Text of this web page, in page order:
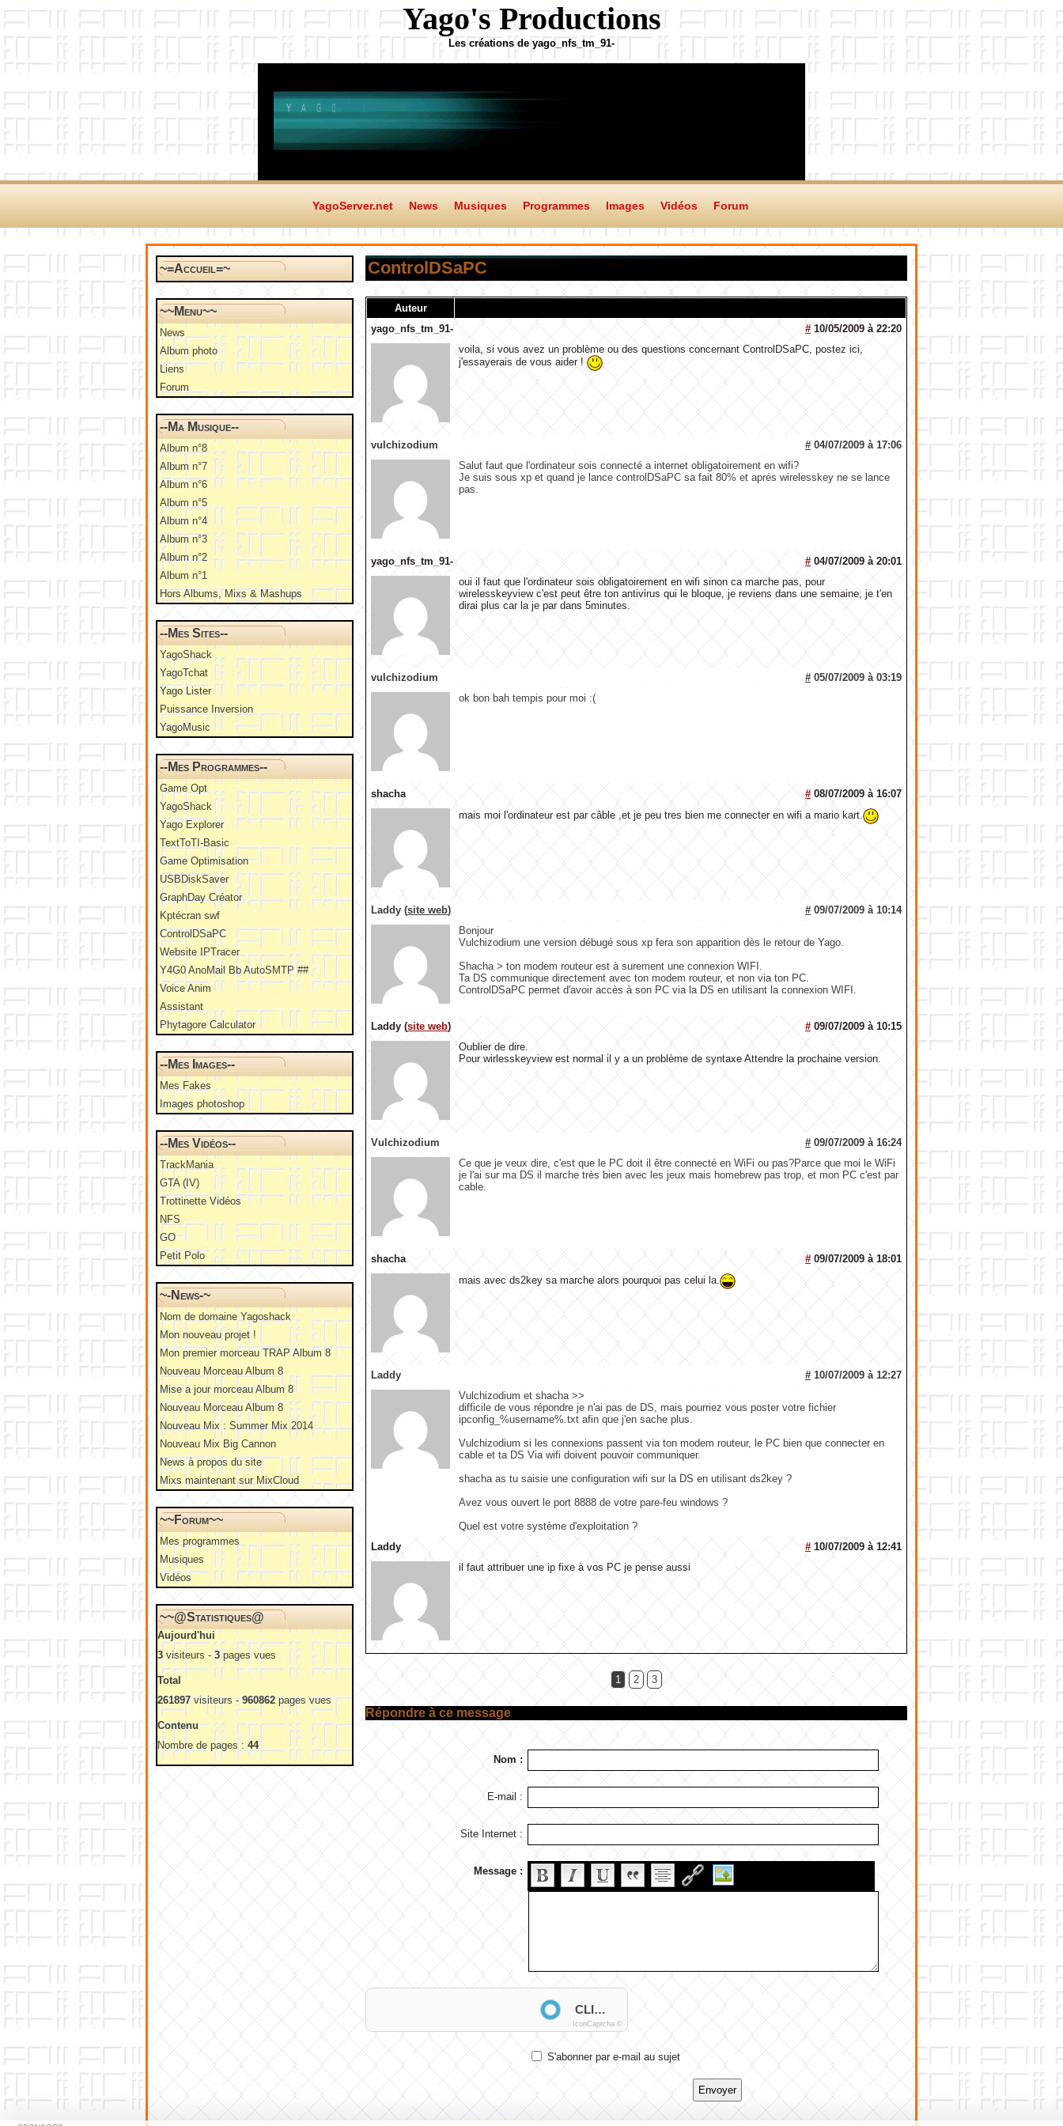
Yago's Productions
Les créations de yago_nfs_tm_91-
YagoServer.net News Musiques Programmes Images Vidéos Forum
~=Accueil=~
~~Menu~~
News
Album photo
Liens
Forum
--Ma Musique--
Album n°8
Album n°7
Album n°6
Album n°5
Album n°4
Album n°3
Album n°2
Album n°1
Hors Albums, Mixs & Mashups
--Mes Sites--
YagoShack
YagoTchat
Yago Lister
Puissance Inversion
YagoMusic
--Mes Programmes--
Game Opt
YagoShack
Yago Explorer
TextToTI-Basic
Game Optimisation
USBDiskSaver
GraphDay Créator
Kptécran swf
ControlDSaPC
Website IPTracer
Y4G0 AnoMail Bb AutoSMTP ##
Voice Anim
Assistant
Phytagore Calculator
--Mes Images--
Mes Fakes
Images photoshop
--Mes Vidéos--
TrackMania
GTA (IV)
Trottinette Vidéos
NFS
GO
Petit Polo
~-News-~
Nom de domaine Yagoshack
Mon nouveau projet !
Mon premier morceau TRAP Album 8
Nouveau Morceau Album 8
Mise a jour morceau Album 8
Nouveau Morceau Album 8
Nouveau Mix : Summer Mix 2014
Nouveau Mix Big Cannon
News à propos du site
Mixs maintenant sur MixCloud
~~Forum~~
Mes programmes
Musiques
Vidéos
~~@Statistiques@
Aujourd'hui
3 visiteurs - 3pages vues
Total
261897visiteurs -960862pages vues
Contenu
Nombre de pages :44
ControlDSaPC
Auteur
#10/05/2009 à 22:20
yago_nfs_tm_91-
voila, si vous avez un problème ou des questions concernant ControlDSaPC, postez ici,
j'essayerais de vous aider !
# 04/07/2009 à 17:06
vulchizodium
Salut faut que l'ordinateur sois connecté a internet obligatoirement en wifi?
Je suis sous xp et quand je lance controlDSaPC sa fait 80% et aprés wirelesskey ne se lance
pas.
# 04/07/2009 à 20:01
yago_nfs_tm_91-
oui il faut que l'ordinateur sois obligatoirement en wifi sinon ca marche pas, pour
wirelesskeyview c'est peut être ton antivirus qui le bloque, je reviens dans une semaine, je t'en
dirai plus car la je par dans 5minutes.
# 05/07/2009 à 03:19
vulchizodium
ok bon bah tempis pour moi :(
#08/07/2009 à 16:07
shacha
mais moi l'ordinateur est par câble ,et je peu tres bien me connecter en wifi a mario kart.
# 09/07/2009 à 10:14
Laddy (site web)
Bonjour
Vulchizodium une version débugé sous xp fera son apparition dès le retour de Yago.
Shacha > ton modem routeur est à surement une connexion WIFI.
Ta DS communique directement avec ton modem routeur, et non via ton PC.
ControlDSaPC permet d'avoir accès à son PC via la DS en utilisant la connexion WIFI.
# 09/07/2009 à 10:15
Laddy (site web)
Oublier de dire.
Pour wirlesskeyview est normal il y a un problème de syntaxe Attendre la prochaine version.
# 09/07/2009 à 16:24
Vulchizodium
Ce que je veux dire, c'est que le PC doit il être connecté en WiFi ou pas?Parce que moi le WiFi
je l'ai sur ma DS il marche très bien avec les jeux mais homebrew pas trop, et mon PC c'est par
cable.
#09/07/2009 à 18:01
shacha
mais avec ds2key sa marche alors pourquoi pas celui la.
# 10/07/2009 à 12:27
Laddy
Vulchizodium et shacha >>
difficile de vous répondre je n'ai pas de DS, mais pourriez vous poster votre fichier
ipconfig_%username%.txt afin que j'en sache plus.
Vulchizodium si les connexions passent via ton modem routeur, le PC bien que connecter en
cable et ta DS Via wifi doivent pouvoir communiquer.
shacha as tu saisie une configuration wifi sur la DS en utilisant ds2key ?
Avez vous ouvert le port 8888 de votre pare-feu windows ?
Quel est votre système d'exploitation ?
#10/07/2009 à 12:41
Laddy
il faut attribuer une ip fixe à vos PC je pense aussi
1 2 3
Répondre à ce message
Nom :
E-mail :
Site Internet :
Message :
CLIQUEZ POUR VALIDER
IconCaptcha ©
S'abonner par e-mail au sujet